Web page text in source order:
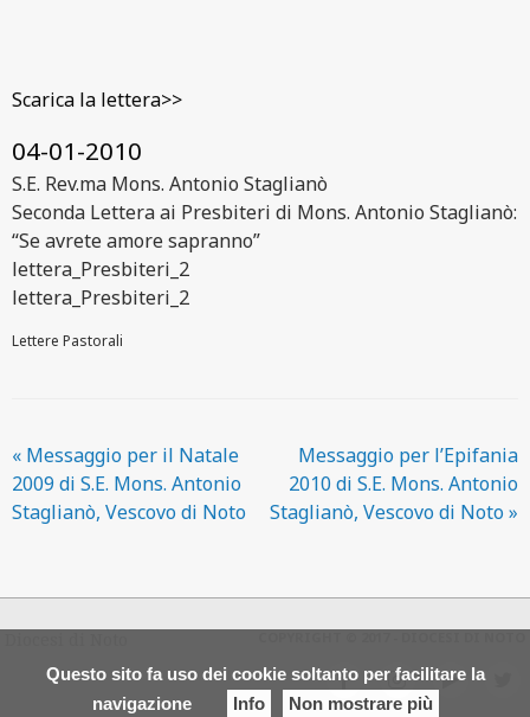
Questo sito fa uso dei cookie soltanto per facilitare la
navigazione
Info Non mostrare più
Scarica la lettera>>
04-01-2010
S.E. Rev.ma Mons. Antonio Staglianò
Seconda Lettera ai Presbiteri di Mons. Antonio Staglianò:
“Se avrete amore sapranno”
lettera_Presbiteri_2
lettera_Presbiteri_2
Lettere Pastorali
« Messaggio per il Natale
2009 di S.E. Mons. Antonio
Staglianò, Vescovo di Noto
Messaggio per l’Epifania
2010 di S.E. Mons. Antonio
Staglianò, Vescovo di Noto»
f i